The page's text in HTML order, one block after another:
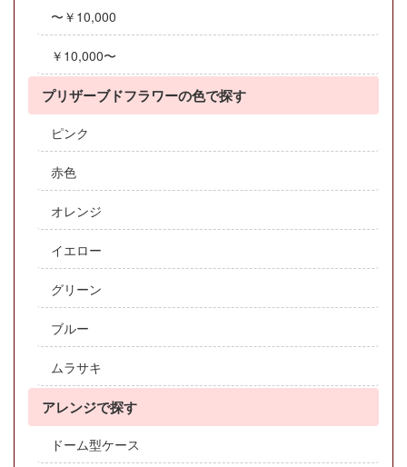
〜￥10,000
￥10,000〜
プリザーブドフラワーの色で探す
ピンク
赤色
オレンジ
イエロー
グリーン
ブルー
ムラサキ
アレンジで探す
ドーム型ケース